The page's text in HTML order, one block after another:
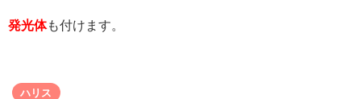
発光体も付けます。
ハリス